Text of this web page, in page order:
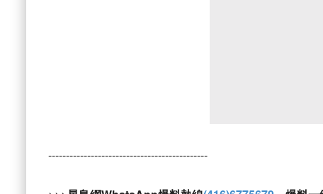
---------------------------------------------